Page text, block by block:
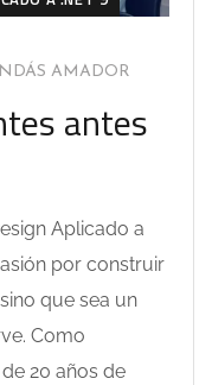
AMADOR
antes
Aplicado a
por construir
que sea un
Como
20 años de